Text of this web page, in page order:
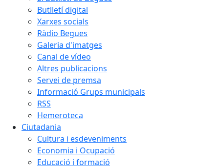
Butlletí digital
Xarxes socials
Ràdio Begues
Galeria d'imatges
Canal de vídeo
Altres publicacions
Servei de premsa
Informació Grups municipals
RSS
Hemeroteca
Ciutadania
Cultura i esdeveniments
Economia i Ocupació
Educació i formació